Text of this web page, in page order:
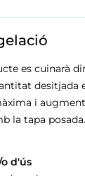
es cuinarà
desitjada
i
la tapa
d'ús